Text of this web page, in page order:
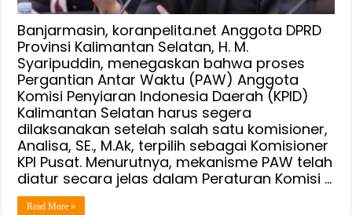
Dalam
Peraturan
KPI
No
3
Tahun
2024,
Bukan
Pilihan
Banjarmasin, koranpelita.net Anggota DPRD
Provinsi Kalimantan Selatan, H. M.
Syaripuddin, menegaskan bahwa proses
Pergantian Antar Waktu (PAW) Anggota
Komisi Penyiaran Indonesia Daerah (KPID)
Kalimantan Selatan harus segera
dilaksanakan setelah salah satu komisioner,
Analisa, SE., M.Ak, terpilih sebagai Komisioner
KPI Pusat. Menurutnya, mekanisme PAW telah
diatur secara jelas dalam Peraturan Komisi …
Read More »